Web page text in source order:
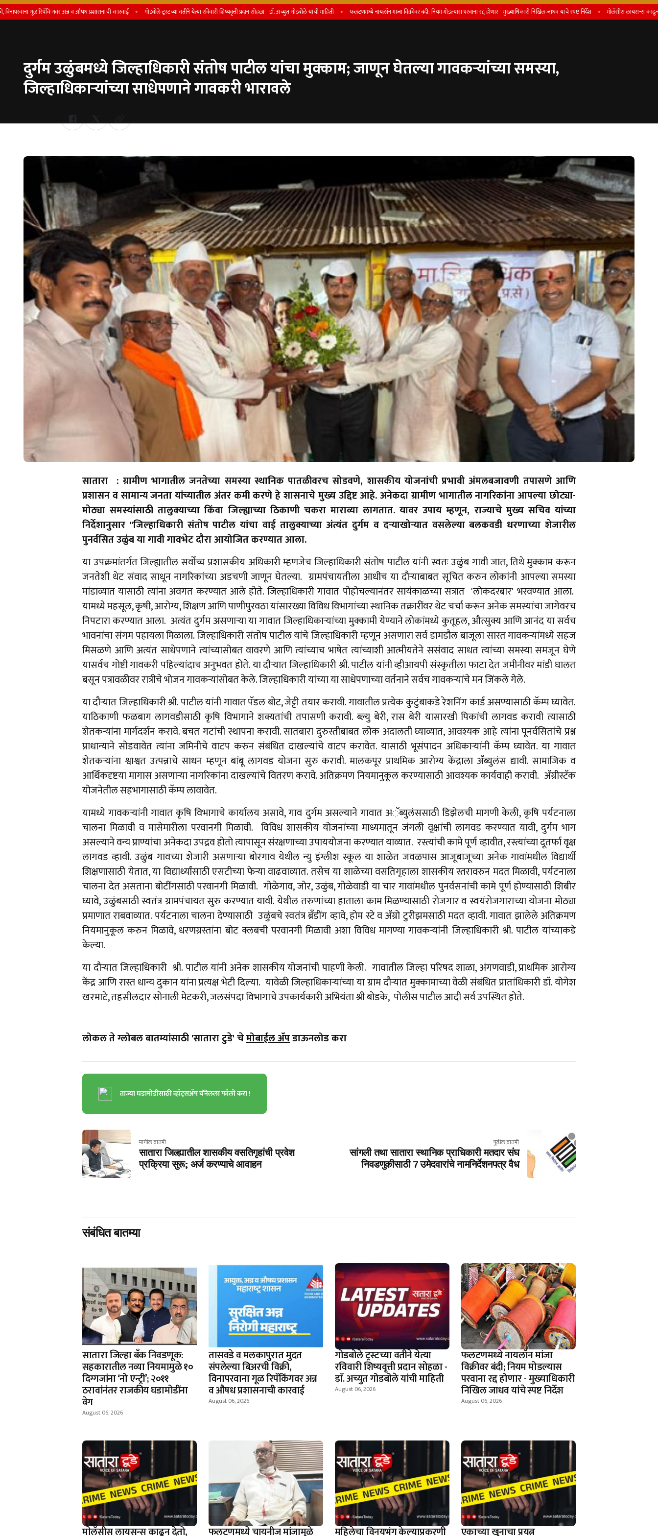
रिपॅकिंगवर अन्न व औषध प्रशासनाची कारवाई गोडबोले ट्रस्टच्या वतीने येत्या रविवारी शिष्यवृत्ती प्रदान सोहळा - डाॅ. अच्युत गोडबोले यांची माहिती फलटणमध्ये नायलॉन मांजा विक्रीवर बंदी; नियम मोडल्यास परवाना रद्द होणार - मुख्याधिकारी निखिल जाधव यांचे स्पष्ट निर्देश माेलॅसीस लायसन्स काढून देतो, असे
दुर्गम उळुंबमध्ये जिल्हाधिकारी संतोष पाटील यांचा मुक्काम; जाणून घेतल्या गावकऱ्यांच्या समस्या,
जिल्हाधिकाऱ्यांच्या साधेपणाने गावकरी भारावले
सातारा : ग्रामीण भागातील जनतेच्या समस्या स्थानिक पातळीवरच सोडवणे, शासकीय योजनांची प्रभावी अंमलबजावणी तपासणे आणि
प्रशासन व सामान्य जनता यांच्यातील अंतर कमी करणे हे शासनाचे मुख्य उद्दिष्ट आहे. अनेकदा ग्रामीण भागातील नागरिकांना आपल्या छोट्या-
मोठ्या समस्यांसाठी तालुक्याच्या किंवा जिल्ह्याच्या ठिकाणी चकरा माराव्या लागतात. यावर उपाय म्हणून, राज्याचे मुख्य सचिव यांच्या
निर्देशानुसार "जिल्हाधिकारी संतोष पाटील यांचा वाई तालुक्याच्या अंत्यंत दुर्गम व दऱ्याखोऱ्यात वसलेल्या बलकवडी धरणाच्या शेजारील
पुनर्वसित उळुंब या गावी गावभेट दौरा आयोजित करण्यात आला.
या उपक्रमांतर्गत जिल्ह्यातील सर्वोच्च प्रशासकीय अधिकारी म्हणजेच जिल्हाधिकारी संतोष पाटील यांनी स्वतः उळुंब गावी जात, तिथे मुक्काम करून
जनतेशी थेट संवाद साधून नागरिकांच्या अडचणी जाणून घेतल्या. ग्रामपंचायतीला आधीच या दौऱ्याबाबत सूचित करुन लोकांनी आपल्या समस्या
मांडाव्यात यासाठी त्यांना अवगत करण्यात आले होते. जिल्हाधिकारी गावात पोहोचल्यानंतर सायंकाळच्या सत्रात 'लोकदरबार' भरवण्यात आला.
यामध्ये महसूल, कृषी, आरोग्य, शिक्षण आणि पाणीपुरवठा यांसारख्या विविध विभागांच्या स्थानिक तक्रारींवर थेट चर्चा करून अनेक समस्यांचा जागेवरच
निपटारा करण्यात आला. अत्यंत दुर्गम असणाऱ्या या गावात जिल्हाधिकाऱ्यांच्या मुक्कामी येण्याने लोकांमध्ये कुतूहल, औत्सुक्य आणि आनंद या सर्वच
भावनांचा संगम पहायला मिळाला. जिल्हाधिकारी संतोष पाटील यांचे जिल्हाधिकारी म्हणून असणारा सर्व डामडौल बाजूला सारत गावकऱ्यांमध्ये सहज
मिसळणे आणि अत्यंत साधेपणाने त्यांच्यासोबत वावरणे आणि त्यांच्याच भाषेत त्यांच्याशी आत्मीयतेने ससंवाद साधत त्यांच्या समस्या समजून घेणे
यासर्वच गोष्टी गावकरी पहिल्यांदाच अनुभवत होते. या दौऱ्यात जिल्हाधिकारी श्री. पाटील यांनी व्हीआयपी संस्कृतीला फाटा देत जमीनीवर मांडी घालत
बसून पत्रावळीवर रात्रीचे भोजन गावकऱ्यांसोबत केले. जिल्हाधिकारी यांच्या या साधेपणाच्या वर्तनाने सर्वच गावकऱ्यांचे मन जिंकले गेले.
या दौऱ्यात जिल्हाधिकारी श्री. पाटील यांनी गावात पॅडल बोट, जेट्टी तयार करावी. गावातील प्रत्येक कुटुंबाकडे रेशनिंग कार्ड असण्यासाठी कॅम्प घ्यावेत.
याठिकाणी फळबाग लागवडीसाठी कृषि विभागाने शक्यतांची तपासणी करावी. ब्ल्यु बेरी, रास बेरी यासारखी पिकांची लागवड करावी त्यासाठी
शेतकऱ्यांना मार्गदर्शन करावे. बचत गटांची स्थापना करावी. सातबारा दुरुस्तीबाबत लोक अदालती घ्याव्यात, आवश्यक आहे त्यांना पूनर्वसितांचे प्रश्न
प्राधान्याने सोडवावेत त्यांना जमिनीचे वाटप करुन संबंधित दाखल्यांचे वाटप करावेत. यासाठी भूसंपादन अधिकाऱ्यांनी कॅम्प घ्यावेत. या गावात
शेतकऱ्यांना श्वाश्वत उत्पन्नाचे साधन म्हणून बांबू लागवड योजना सुरु करावी. मालकपूर प्राथमिक आरोग्य केंद्राला ॲब्युलंस द्यावी. सामाजिक व
आर्थिकदृष्टया मागास असणाऱ्या नागरिकांना दाखल्यांचे वितरण करावे. अतिक्रमण नियमानुकूल करण्यासाठी आवश्यक कार्यवाही करावी. ॲग्रीस्टॅक
योजनेतील सहभागासाठी कॅम्प लावावेत.
यामध्ये गावकऱ्यांनी गावात कृषि विभागाचे कार्यालय असावे, गाव दुर्गम असल्याने गावात अॅब्युलंससाठी डिझेलची मागणी केली, कृषि पर्यटनाला
चालना मिळावी व मासेमारीला परवानगी मिळावी. विविध शासकीय योजनांच्या माध्यमातून जंगली वृक्षांची लागवड करण्यात यावी, दुर्गम भाग
असल्याने वन्य प्राण्यांचा अनेकदा उपद्रव होतो त्यापासून संरक्षणाच्या उपाययोजना करण्यात याव्यात. रस्त्यांची कामे पूर्ण व्हावीत, रस्त्यांच्या दूतर्फा वृक्ष
लागवड व्हावी. उळुंब गावच्या शेजारी असणाऱ्या बोरगाव येथील न्यु इंग्लीश स्कूल या शाळेत जवळपास आजूबाजूच्या अनेक गावांमधील विद्यार्थी
शिक्षणासाठी येतात, या विद्यार्थ्यांसाठी एसटीच्या फेऱ्या वाढवाव्यात. तसेच या शाळेच्या वसतिगृहाला शासकीय स्तरावरुन मदत मिळावी, पर्यटनाला
चालना देत असताना बोटींगसाठी परवानगी मिळावी. गोळेगाव, जोर, उळुंब, गोळेवाडी या चार गावांमधील पुनर्वसनांची कामे पूर्ण होण्यासाठी शिबीर
घ्यावे, उळुंबसाठी स्वतंत्र ग्रामपंचायत सुरु करण्यात यावी. येथील तरुणांच्या हाताला काम मिळण्यासाठी रोजगार व स्वयंरोजगाराच्या योजना मोठ्या
प्रमाणात राबवाव्यात. पर्यटनाला चालना देण्यासाठी उळुंबचे स्वतंत्र ब्रँडींग व्हावे, होम स्टे व ॲग्रो टुरीझमसाठी मदत व्हावी. गावात झालेले अतिक्रमण
नियमानुकूल करुन मिळावे, धरणग्रस्तांना बोट क्लबची परवानगी मिळावी अशा विविध मागण्या गावकऱ्यांनी जिल्हाधिकारी श्री. पाटील यांच्याकडे
केल्या.
या दौऱ्यात जिल्हाधिकारी श्री. पाटील यांनी अनेक शासकीय योजनांची पाहणी केली. गावातील जिल्हा परिषद शाळा, अंगणवाडी, प्राथमिक आरोग्य
केंद्र आणि रास्त धान्य दुकान यांना प्रत्यक्ष भेटी दिल्या. यावेळी जिल्हाधिकाऱ्यांच्या या ग्राम दौऱ्यात मुक्कामाच्या वेळी संबंधित प्रातांधिकारी डॉ. योगेश
खरमाटे, तहसीलदार सोनाली मेटकरी, जलसंपदा विभागाचे उपकार्यकारी अभियंता श्री बोडके, पोलीस पाटील आदी सर्व उपस्थित होते.
लोकल ते ग्लोबल बातम्यांसाठी 'सातारा टुडे' चेमोबाईल ॲपडाऊनलोड करा
ताज्या घडामोडींसाठी व्हॉट्सॲप चॅनेलला फॉलो करा !
मागील बातमी
सातारा जिल्ह्यातील शासकीय वसतिगृहांची प्रवेश
प्रक्रिया सुरू; अर्ज करण्याचे आवाहन
पुढील बातमी
सांगली तथा सातारा स्थानिक प्राधिकारी मतदार संघ
निवडणुकीसाठी 7 उमेदवारांचे नामनिर्देशनपत्र वैध
संबंधित बातम्या
सातारा जिल्हा बँक निवडणूक:
सहकारातील नव्या नियमामुळे १०
दिग्गजांना ‘नो एन्ट्री’; २०११
ठरावांनंतर राजकीय घडामोडींना
वेग
August 06, 2026
तासवडे व मलकापुरात मुदत
संपलेल्या बिअरची विक्री,
विनापरवाना गूळ रिपॅकिंगवर अन्न
व औषध प्रशासनाची कारवाई
August 06, 2026
गोडबोले ट्रस्टच्या वतीने येत्या
रविवारी शिष्यवृत्ती प्रदान सोहळा -
डाॅ. अच्युत गोडबोले यांची माहिती
August 06, 2026
फलटणमध्ये नायलॉन मांजा
विक्रीवर बंदी; नियम मोडल्यास
परवाना रद्द होणार - मुख्याधिकारी
निखिल जाधव यांचे स्पष्ट निर्देश
August 06, 2026
माेलॅसीस लायसन्स काढून देतो, फलटणमध्ये चायनीज मांजामुळे महिलेचा विनयभंग केल्याप्रकरणी एकाच्या खुनाचा प्रयत्न